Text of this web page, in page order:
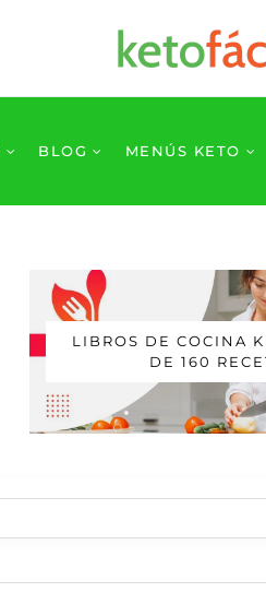
BLOG MENÚS KETO
LIBROS DE COCINA
DE 160